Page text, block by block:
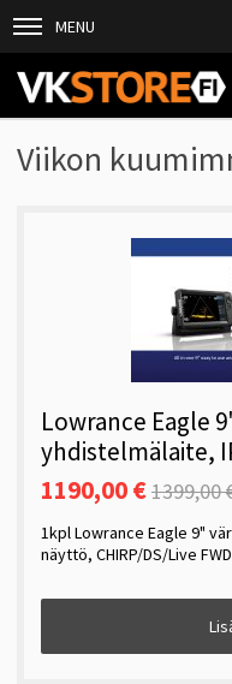
MENU
Viikon
Lowrance Eagle
yhdistelmälaite,
CHIRP/DS/Live
anturi
1190,00 €1399,00
1kpl Lowrance Eagle 9"
näyttö, CHIRP/DS/Live